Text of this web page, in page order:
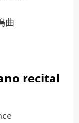
曲
recital